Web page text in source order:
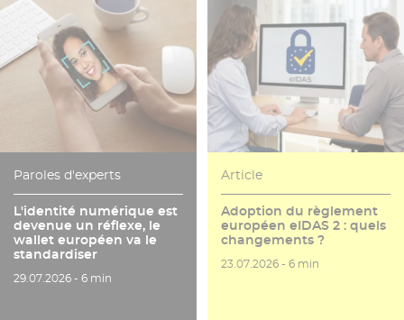
Paroles d'experts
L'identité numérique est
devenue un réflexe, le
wallet européen va le
standardiser
Date de publication
29.07.2026 - Temps de lecture
6 min
Article
Adoption du règlement
européen eIDAS 2 : quels
changements ?
Date de publication
23.07.2026 -Temps de lecture
6 min